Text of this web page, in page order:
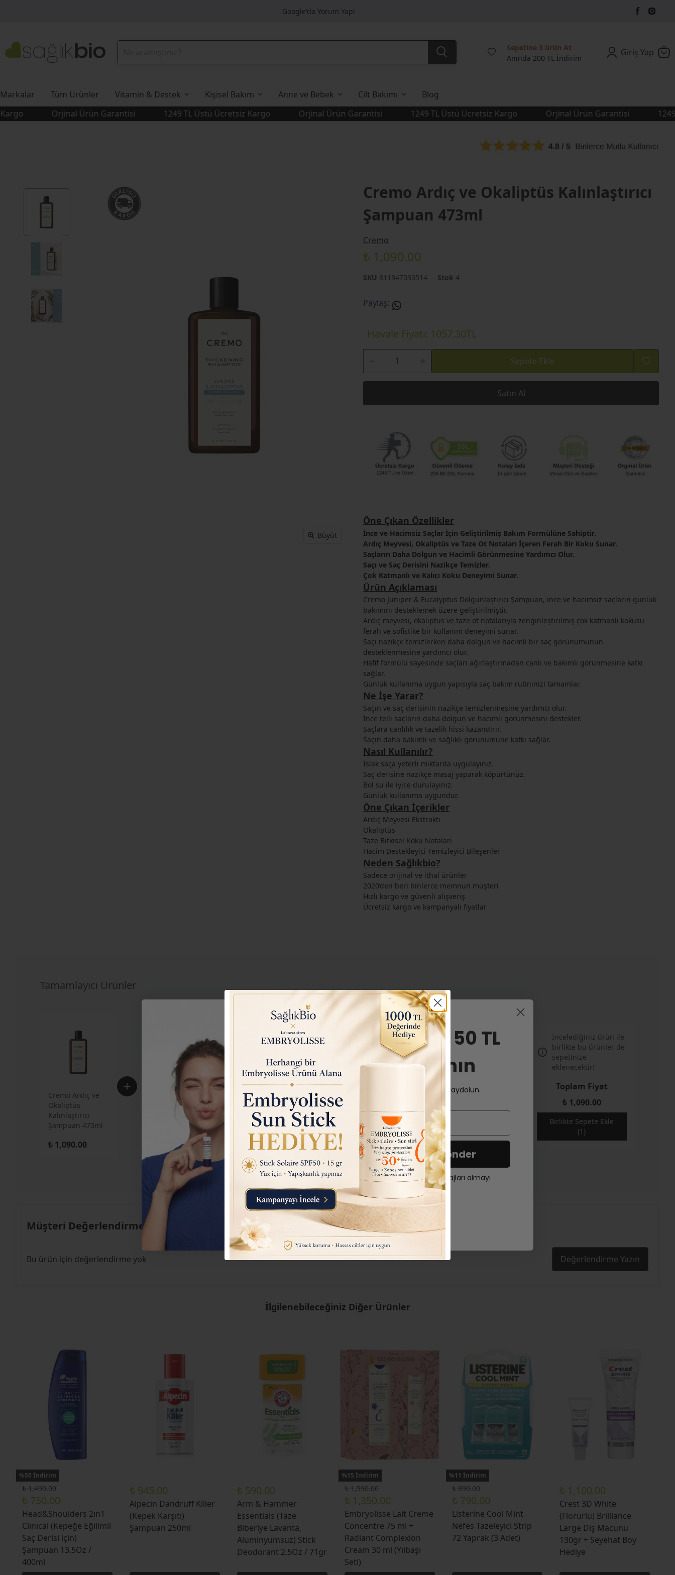
Google'da Yorum Yap!
Sepetine 3 ürün At
Anında 200 TL İndirim
Giriş Yap
Markalar Tüm Ürünler Vitamin & Destek Kişisel Bakım Anne ve Bebek Cilt Bakımı
Blog
Orjinal Ürün Garantisi 1249 TL Üstü Ücretsiz Kargo Orjinal Ürün Garantisi 1249 TL Üstü Ücretsiz Kargo Orjinal Ürün Garantisi 1249 TL
Büyüt
Cremo Ardıç ve Okaliptüs Kalınlaştırıcı
Şampuan 473ml
Cremo
₺ 1,090.00
SKU 811847030514 Stok 4
Paylaş:
Havale Fiyatı: 1057.30TL
Sepete Ekle
Satın Al
Öne Çıkan Özellikler
İnce ve Hacimsiz Saçlar İçin Geliştirilmiş Bakım Formülüne Sahiptir.
Ardıç Meyvesi, Okaliptüs ve Taze Ot Notaları İçeren Ferah Bir Koku Sunar.
Saçların Daha Dolgun ve Hacimli Görünmesine Yardımcı Olur.
Saçı ve Saç Derisini Nazikçe Temizler.
Çok Katmanlı ve Kalıcı Koku Deneyimi Sunar.
Ürün Açıklaması
Cremo Juniper & Eucalyptus Dolgunlaştırıcı Şampuan, ince ve hacimsiz saçların günlük
bakımını desteklemek üzere geliştirilmiştir.
Ardıç meyvesi, okaliptüs ve taze ot notalarıyla zenginleştirilmiş çok katmanlı kokusu
ferah ve sofistike bir kullanım deneyimi sunar.
Saçı nazikçe temizlerken daha dolgun ve hacimli bir saç görünümünün
desteklenmesine yardımcı olur.
Hafif formülü sayesinde saçları ağırlaştırmadan canlı ve bakımlı görünmesine katkı
sağlar.
Günlük kullanıma uygun yapısıyla saç bakım rutininizi tamamlar.
Ne İşe Yarar?
Saçın ve saç derisinin nazikçe temizlenmesine yardımcı olur.
İnce telli saçların daha dolgun ve hacimli görünmesini destekler.
Saçlara canlılık ve tazelik hissi kazandırır.
Saçın daha bakımlı ve sağlıklı görünümüne katkı sağlar.
Nasıl Kullanılır?
Islak saça yeterli miktarda uygulayınız.
Saç derisine nazikçe masaj yaparak köpürtünüz.
Bol su ile iyice durulayınız.
Günlük kullanıma uygundur.
Öne Çıkan İçerikler
Ardıç Meyvesi Ekstraktı
Okaliptüs
Taze Bitkisel Koku Notaları
Hacim Destekleyici Temizleyici Bileşenler
Neden Sağlıkbio?
Sadece orijinal ve ithal ürünler
2020’den beri binlerce memnun müşteri
Hızlı kargo ve güvenli alışveriş
Ücretsiz kargo ve kampanyalı fiyatlar
Tamamlayıcı Ürünler
Cremo Ardıç ve
Okaliptüs
Kalınlaştırıcı
Şampuan 473ml
₺ 1,090.00
Arm & Hammer Charcoal
White (Kömür Beyazı) Diş
Macunu 75ml
₺ 350.00 ₺ 145.00
Nutraxin D3K2 (Kemik ve
Bağışıklık Desteği) Gıda
Takviyesi Sprey (207 Puf)
30ml
₺ 450.00 ₺ 145.10
Listerine Naturals Enamel
Koruyucu (Alkolsüz,
Boyasız, Vegan) Ağız
Bakım Suyu 500 ml
₺ 390.00
İncelediğiniz ürün ile
birlikte bu ürünler de
sepetinize
eklenecektir!
Toplam Fiyat
₺ 1,090.00
Birlikte Sepete Ekle
(1)
Müşteri Değerlendirmeleri
Bu ürün için değerlendirme yok Değerlendirme Yazın
İlgilenebileceğiniz Diğer Ürünler
%50 İndirim
₺ 1,490.00
₺ 750.00
Head&Shoulders 2ın1
Clınıcal (Kepeğe Eğilimli
Saç Derisi için)
Şampuan 13.5Oz /
400ml
₺ 945.00
Alpecin Dandruff Killer
(Kepek Karşıtı)
Şampuan 250ml
₺ 590.00
Arm & Hammer
Essentials (Taze
Biberiye Lavanta,
Alüminyumsuz) Stick
Deodorant 2.5Oz / 71gr
%15 İndirim
₺ 1,590.00
₺ 1,350.00
Embryolisse Lait Creme
Concentre 75 ml +
Radiant Complexion
Cream 30 ml (Yılbaşı
Seti)
%11 İndirim
₺ 890.00
₺ 790.00
Listerine Cool Mint
Nefes Tazeleyici Strip
72 Yaprak (3 Adet)
₺ 1,100.00
Crest 3D White
(Florürlü) Brilliance
Large Diş Macunu
130gr + Seyehat Boy
Hediye
İlk siparişinizde 50 TL
indirim kazanın
Özel teklifler ve güncellemeler için kaydolun.
Email
Evet, İndirim kodunu Gönder
Kaydolmakla, e-posta pazarlama mesajları almayı
kabul ediyorsunuz.
Hayır, teşekkürler